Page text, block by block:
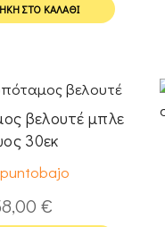
ΣΤΟ ΚΑΛΆΘΙ
βελουτέ μπλε
30εκ
puntobajo
€